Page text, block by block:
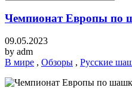
Чемпионат Европы по
09.05.2023
by adm
В мире , Обзоры , Русские